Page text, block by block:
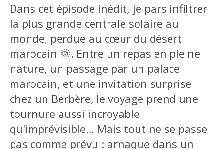
Dans cet épisode inédit, je pars infiltrer
la plus grande centrale solaire au
monde, perdue au cœur du désert
marocain 🌞. Entre un repas en pleine
nature, un passage par un palace
marocain, et une invitation surprise
chez un Berbère, le voyage prend une
tournure aussi incroyable
qu'imprévisible… Mais tout ne se passe
pas comme prévu : arnaque dans un